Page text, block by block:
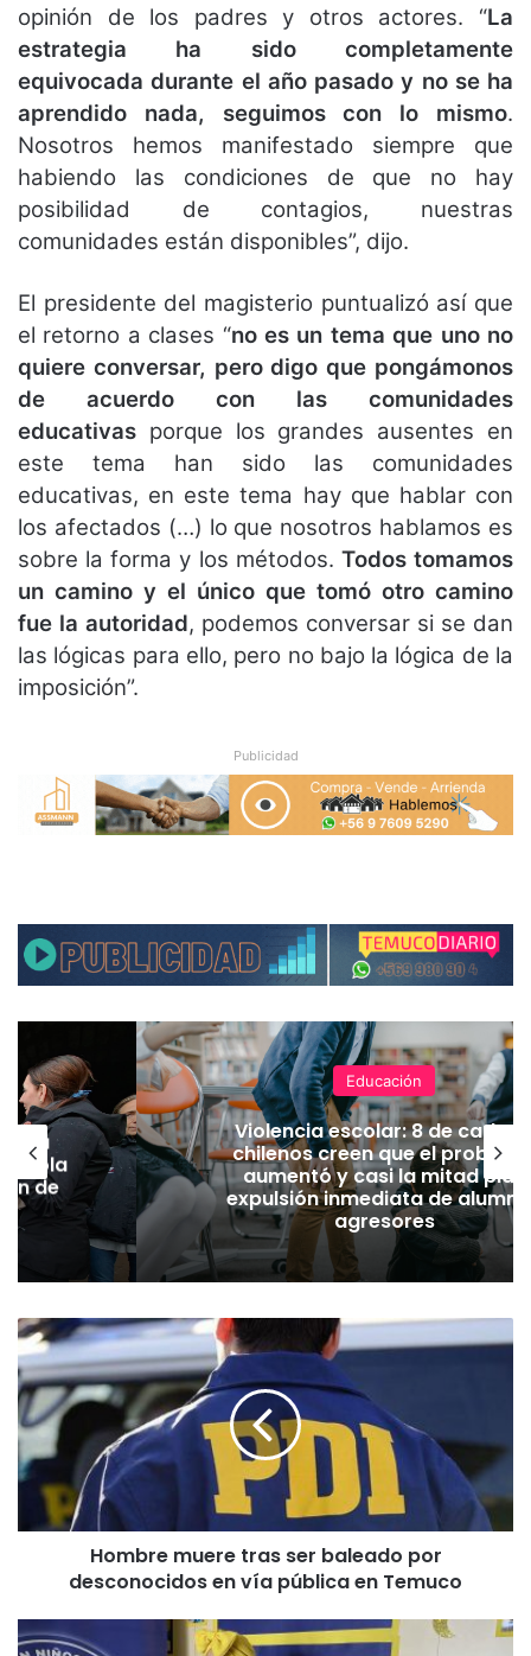
opinión de los padres y otros actores. “La
estrategia ha sido completamente
equivocada durante el año pasado y no se ha
aprendido nada, seguimos con lo mismo.
Nosotros hemos manifestado siempre que
habiendo las condiciones de que no hay
posibilidad de contagios, nuestras
comunidades están disponibles”, dijo.
El presidente del magisterio puntualizó así que
el retorno a clases “no es un tema que uno no
quiere conversar, pero digo que pongámonos
de acuerdo con las comunidades
educativas porque los grandes ausentes en
este tema han sido las comunidades
educativas, en este tema hay que hablar con
los afectados (…) lo que nosotros hablamos es
sobre la forma y los métodos. Todos tomamos
un camino y el único que tomó otro camino
fue la autoridad, podemos conversar si se dan
las lógicas para ello, pero no bajo la lógica de la
imposición”.
Publicidad
de
Educación
Violencia escolar: 8 de cada
chilenos creen que el
aumentó y casi la mitad pide
expulsión inmediata de
agresores
H
o
m
b
r
e
m
e
Hombre muere tras ser baleado por
desconocidos en vía pública en Temuco
E